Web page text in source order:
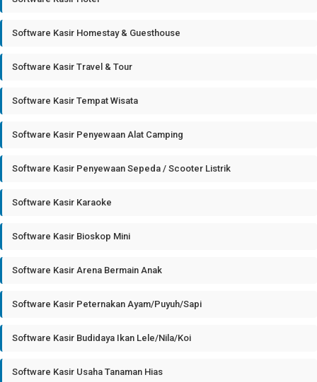
Software Kasir Homestay & Guesthouse
Software Kasir Travel & Tour
Software Kasir Tempat Wisata
Software Kasir Penyewaan Alat Camping
Software Kasir Penyewaan Sepeda / Scooter Listrik
Software Kasir Karaoke
Software Kasir Bioskop Mini
Software Kasir Arena Bermain Anak
Software Kasir Peternakan Ayam/Puyuh/Sapi
Software Kasir Budidaya Ikan Lele/Nila/Koi
Software Kasir Usaha Tanaman Hias